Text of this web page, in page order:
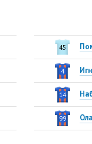
45
4
14
99